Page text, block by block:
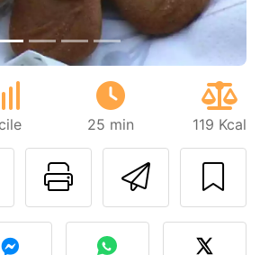
25 min 119 Kcal
Imprimer
Poser une
votre photo de